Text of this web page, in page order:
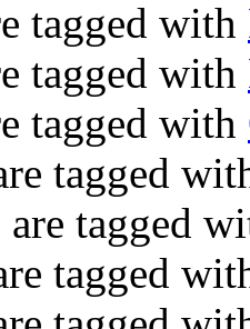
tagged with
tagged with
tagged with
tagged
are tagged
tagged